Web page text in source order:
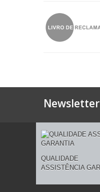
Newsletter
QUALIDADE
ASSISTÊNCIA